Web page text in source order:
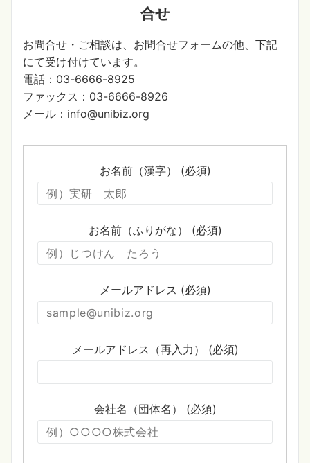
合せ
お問合せ・ご相談は、お問合せフォームの他、下記
にて受け付けています。
電話：03-6666-8925
ファックス：03-6666-8926
メール：info@unibiz.org
お名前（漢字） (必須)
お名前（ふりがな） (必須)
メールアドレス (必須)
メールアドレス（再入力） (必須)
会社名（団体名） (必須)